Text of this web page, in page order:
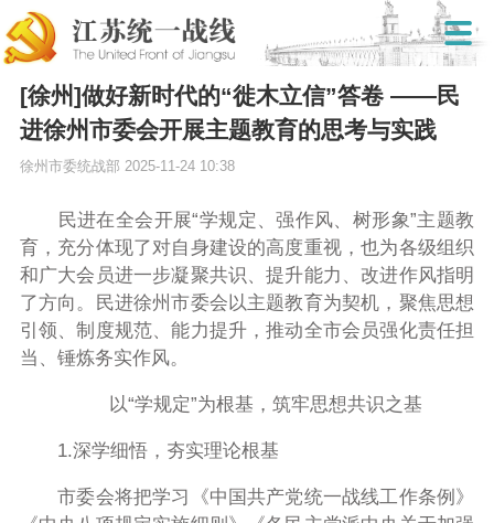
[徐州]做好新时代的“徙木立信”答卷 ——民
进徐州市委会开展主题教育的思考与实践
徐州市委统战部 2025-11-24 10:38
民进在全会开展“学规定、强作风、树形象”主题教
育，充分体现了对自身建设的高度重视，也为各级组织
和广大会员进一步凝聚共识、提升能力、改进作风指明
了方向。
民进徐州市委会 以主题教育为契机，聚焦思想
引领、制度规范、能力提升，推动全市会员强化责任担
当、锤炼务实作风。
以“学规定”为根基，筑牢思想共识之基
1.深学细悟，夯实理论根基
市委会将把学习《中国共产党统一战线工作条例》